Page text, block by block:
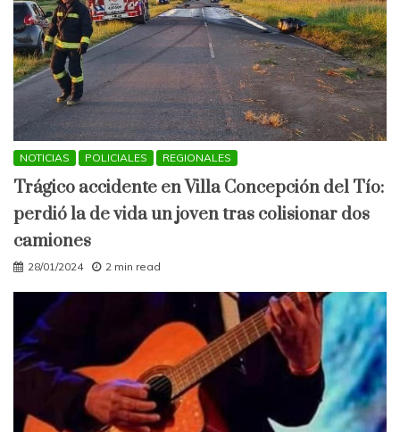
NOTICIAS POLICIALES REGIONALES
Trágico accidente en Villa Concepción del Tío:
perdió la de vida un joven tras colisionar dos
camiones
28/01/2024 2 min read